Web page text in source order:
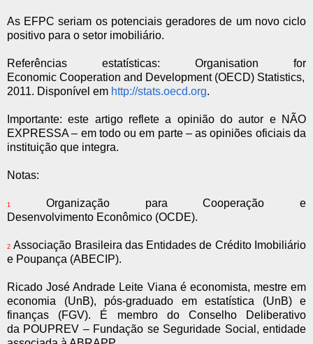
As EFPC seriam os potenciais geradores de um novo ciclo
positivo para o setor imobiliário.
Referências estatísticas: Organisation for
Economic Cooperation and Development (OECD) Statistics,
2011. Disponível em http://stats.oecd.org.
Importante: este artigo reflete a opinião do autor e NÃO
EXPRESSA – em todo ou em parte – as opiniões oficiais da
instituição que integra.
Notas:
1
Organização para Cooperação e
Desenvolvimento Econômico (OCDE).
2 Associação Brasileira das Entidades de Crédito Imobiliário
e Poupança (ABECIP).
Ricado José Andrade Leite Viana é economista, mestre em
economia (UnB), pós-graduado em estatística (UnB) e
finanças (FGV). É membro do Conselho Deliberativo
da POUPREV – Fundação se Seguridade Social, entidade